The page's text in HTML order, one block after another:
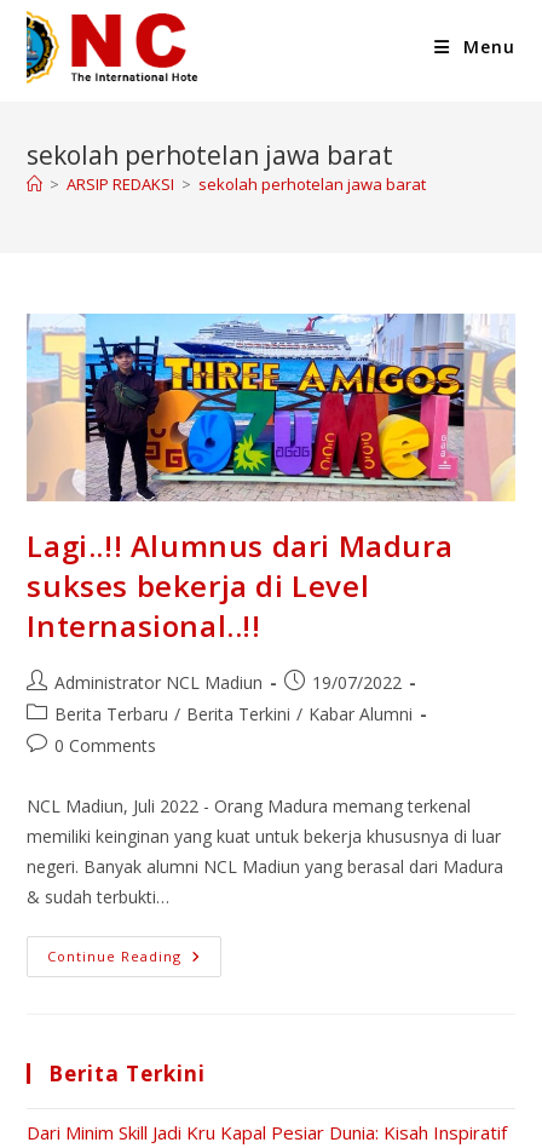
Menu
sekolah perhotelan jawa barat
> ARSIP REDAKSI > sekolah perhotelan jawa barat
Lagi..!! Alumnus dari Madura
sukses bekerja di Level
Internasional..!!
Administrator NCL Madiun
19/07/2022
Berita Terbaru / Berita Terkini / Kabar Alumni
0 Comments
NCL Madiun, Juli 2022 - Orang Madura memang terkenal
memiliki keinginan yang kuat untuk bekerja khususnya di luar
negeri. Banyak alumni NCL Madiun yang berasal dari Madura
& sudah terbukti…
Continue Reading
Berita Terkini
Dari Minim Skill Jadi Kru Kapal Pesiar Dunia: Kisah Inspiratif